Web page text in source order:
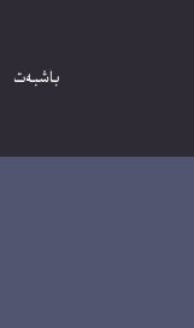
باشبەت